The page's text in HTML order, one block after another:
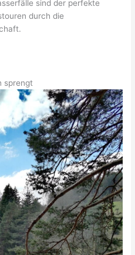
sind der perfekte
durch die
sprengt